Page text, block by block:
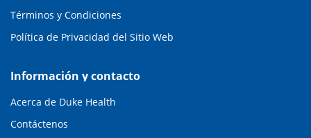
Términos y Condiciones
Política de Privacidad del Sitio Web
Información y contacto
Acerca de Duke Health
Contáctenos